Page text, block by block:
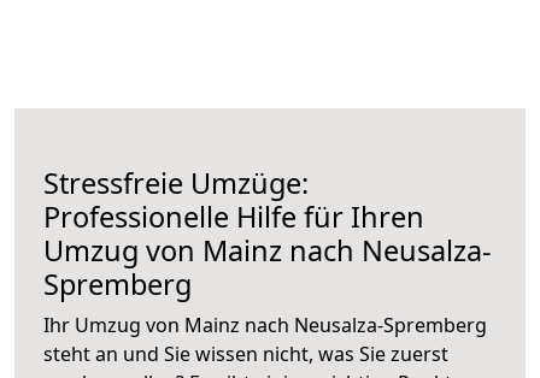
Stressfreie Umzüge:
Professionelle Hilfe für Ihren
Umzug von Mainz nach Neusalza-
Spremberg
Ihr Umzug von Mainz nach Neusalza-Spremberg
steht an und Sie wissen nicht, was Sie zuerst